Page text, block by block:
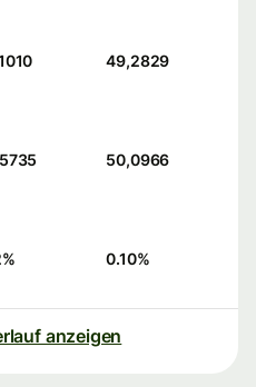
49,2829
50,0966
% 0.10%
anzeigen